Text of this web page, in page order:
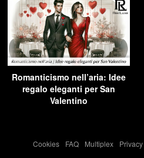
Romanticismo nell’aria: Idee
regalo eleganti per San
Valentino
Cookies- FAQ- Multiplex- Privacy-